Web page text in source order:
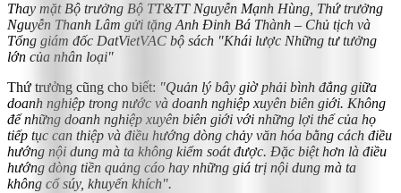
Thay mặt Bộ trưởng Bộ TT&TT Nguyễn Mạnh Hùng, Thứ trưởng
Nguyễn Thanh Lâm gửi tặng Anh Đinh Bá Thành – Chủ tịch và
Tổng giám đốc DatVietVAC bộ sách "Khái lược Những tư tưởng
lớn của nhân loại"
Thứ trưởng cũng cho biết: "Quản lý bây giờ phải bình đẳng giữa
doanh nghiệp trong nước và doanh nghiệp xuyên biên giới. Không
để những doanh nghiệp xuyên biên giới với những lợi thế của họ
tiếp tục can thiệp và điều hướng dòng chảy văn hóa bằng cách điều
hướng nội dung mà ta không kiểm soát được. Đặc biệt hơn là điều
hướng dòng tiền quảng cáo hay những giá trị nội dung mà ta
không cổ súy, khuyến khích".